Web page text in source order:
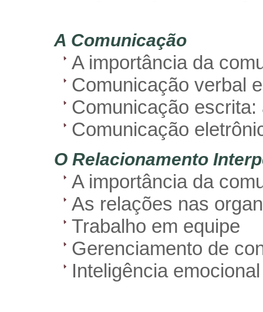
A Comunicação
A importância da
Comunicação verbal
Comunicação
Comunicação
O Relacionamento
A importância da
As relações nas
Trabalho em equipe
Gerenciamento de
Inteligência emocional